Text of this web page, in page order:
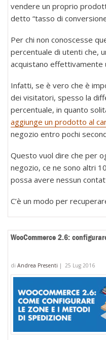
vendere un proprio
detto “tasso di
Per chi non conoscesse
percentuale di utenti che,
acquistano effettivamente
Infatti, se è vero che è
dei visitatori, spesso la
percentuale, in quanto
aggiunge un prodotto al
negozio entro pochi
Questo vuol dire che per
negozio, ce ne sono altri
possa avere nessun
C’è un modo per
WooCommerce 2.6:
di Andrea Presenti | 25 Lug 2016